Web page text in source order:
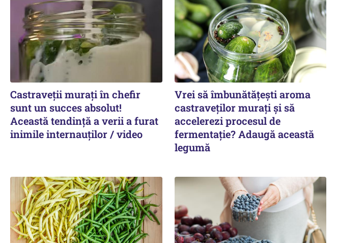
Castraveții murați în chefir
sunt un succes absolut!
Această tendință a verii a furat
inimile internauților / video
Vrei să îmbunătățești aroma
castraveților murați și să
accelerezi procesul de
fermentație? Adaugă această
legumă